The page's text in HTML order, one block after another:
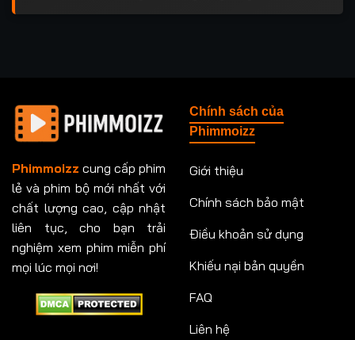
Phimmoizz cung cấp phim
lẻ và phim bộ mới nhất với
chất lượng cao, cập nhật
liên tục, cho bạn trải
nghiệm xem phim miễn phí
mọi lúc mọi nơi!
Chính sách của
Phimmoizz
Giới thiệu
Chính sách bảo mật
Điều khoản sử dụng
Khiếu nại bản quyền
FAQ
Liên hệ